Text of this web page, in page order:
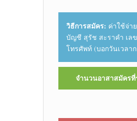
วิธีการสมัคร: ค่าใช้จ่า
บัญชี สุรัช สะราคำ เล
โทรศัพท์ (บอกวันเวลา
จำนวนอาสาสมัคร